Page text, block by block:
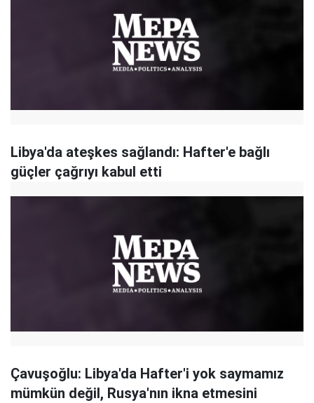
Libya'da ateşkes sağlandı: Hafter'e bağlı
güçler çağrıyı kabul etti
Çavuşoğlu: Libya'da Hafter'i yok saymamız
mümkün değil, Rusya'nın ikna etmesini